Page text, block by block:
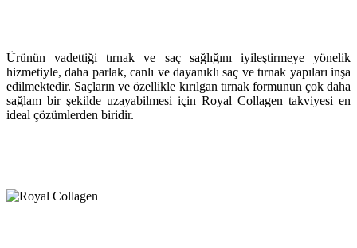
Ürünün vadettiği tırnak ve saç sağlığını iyileştirmeye yönelik
hizmetiyle, daha parlak, canlı ve dayanıklı saç ve tırnak yapıları inşa
edilmektedir. Saçların ve özellikle kırılgan tırnak formunun çok daha
sağlam bir şekilde uzayabilmesi için Royal Collagen takviyesi en
ideal çözümlerden biridir.